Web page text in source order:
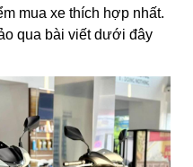
mua xe thích hợp nhất.
qua bài viết dưới đây